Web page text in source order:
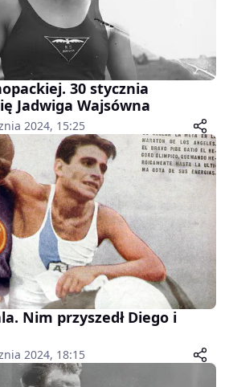
30 stycznia
Jadwiga Wajsówna
2024, 15:25
Nim przyszedł Diego i
2024, 18:15